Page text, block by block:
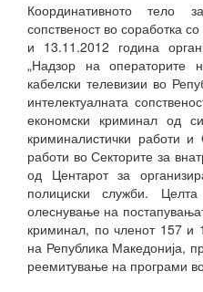
Координативното тело
сопственост во соработка
и 13.11.2012 година
„Надзор на операторите
кабелски телевизии во
интелектуалната
економски криминал од
криминалистички работи и
работи во Секторите за
од Центарот за
полициски служби.
олеснување на
криминал, по членот 157 и
на Република Македонија,
реемитување на програми